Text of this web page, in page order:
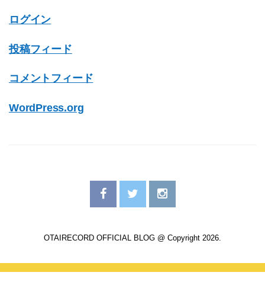
ログイン
投稿フィード
コメントフィード
WordPress.org
OTAIRECORD OFFICIAL BLOG @ Copyright 2026.